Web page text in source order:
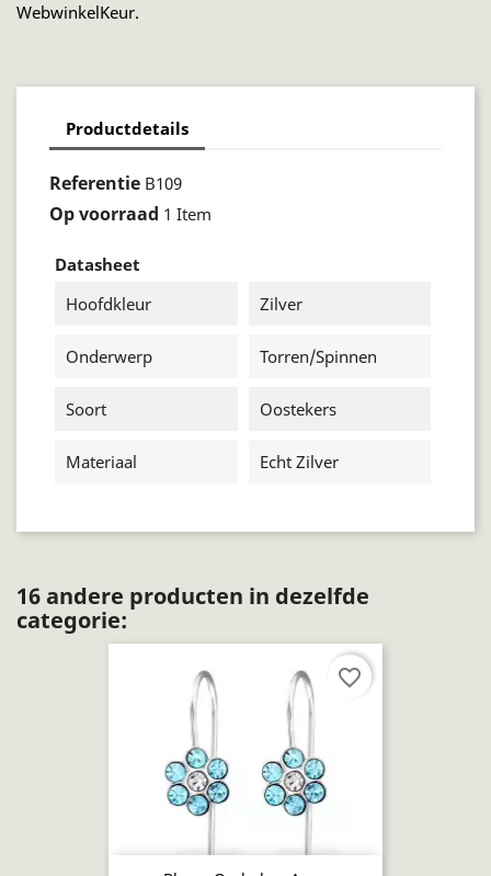
WebwinkelKeur.
Productdetails
Referentie B109
Op voorraad 1 Item
Datasheet
Hoofdkleur
Zilver
Onderwerp Torren/spinnen
Soort Oostekers
Materiaal Echt Zilver
16 andere producten in dezelfde
categorie:
favorite_border